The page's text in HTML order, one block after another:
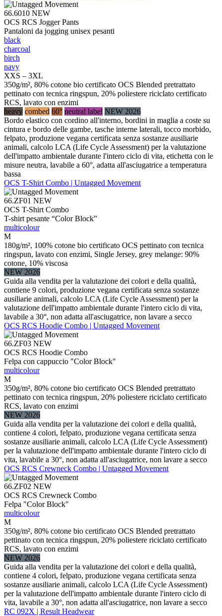
66.6010 NEW
OCS RCS Jogger Pants
Pantaloni da jogging unisex pesanti
black
charcoal
birch
navy
XXS – 3XL
350g/m², 80% cotone bio certificato OCS Blended pretrattato
pettinato con tecnica ringspun, 20% poliestere riciclato certificato
RCS, lavato con enzimi
heavy combed 60° neutral label NEW 2026
Bordo elastico con cordino all'interno, bordini in maglia a coste su
cintura e bordo delle gambe, tasche interne laterali, tocco morbido,
felpato, produzione vegana certificata senza sostanze ausiliarie
animali, calcolo LCA (Life Cycle Assessment) per la valutazione
dell'impatto ambientale durante l'intero ciclo di vita, etichetta con le
misure neutra, lavabile a 60°, adatta all'asciugatrice a temperatura
bassa
OCS T-Shirt Combo | Untagged Movement
66.ZF01 NEW
OCS T-Shirt Combo
T-shirt pesante “Color Block”
multicolour
M
180g/m², 100% cotone bio certificato OCS pettinato con tecnica
ringspun, lavato con enzimi, Single Jersey, grey melange: 90%
cotone, 10% viscosa
NEW 2026
Guida alla vendita per la valutazione dei colori e della qualità,
contiene 9 colori, produzione vegana certificata senza sostanze
ausiliarie animali, calcolo LCA (Life Cycle Assessment) per la
valutazione dell'impatto ambientale durante l'intero ciclo di vita,
lavabile a 30°, non adatta all'asciugatrice, non lavare a secco
OCS RCS Hoodie Combo | Untagged Movement
66.ZF03 NEW
OCS RCS Hoodie Combo
Felpa con cappuccio "Color Block"
multicolour
M
350g/m², 80% cotone bio certificato OCS Blended pretrattato
pettinato con tecnica ringspun, 20% poliestere riciclato certificato
RCS, lavato con enzimi
NEW 2026
Guida alla vendita per la valutazione dei colori e della qualità,
contiene 4 colori, felpato, produzione vegana certificata senza
sostanze ausiliarie animali, calcolo LCA (Life Cycle Assessment)
per la valutazione dell'impatto ambientale durante l'intero ciclo di
vita, lavabile a 30°, non adatta all'asciugatrice, non lavare a secco
OCS RCS Crewneck Combo | Untagged Movement
66.ZF02 NEW
OCS RCS Crewneck Combo
Felpa "Color Block"
multicolour
M
350g/m², 80% cotone bio certificato OCS Blended pretrattato
pettinato con tecnica ringspun, 20% poliestere riciclato certificato
RCS, lavato con enzimi
NEW 2026
Guida alla vendita per la valutazione dei colori e della qualità,
contiene 4 colori, felpato, produzione vegana certificata senza
sostanze ausiliarie animali, calcolo LCA (Life Cycle Assessment)
per la valutazione dell'impatto ambientale durante l'intero ciclo di
vita, lavabile a 30°, non adatta all'asciugatrice, non lavare a secco
RC 092X | Result Headwear